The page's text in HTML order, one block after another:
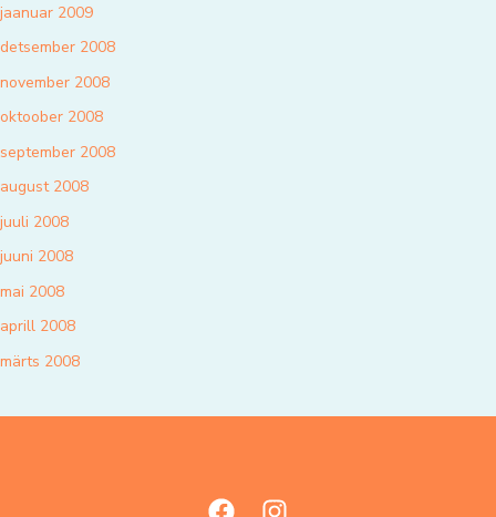
jaanuar 2009
detsember 2008
november 2008
oktoober 2008
september 2008
august 2008
juuli 2008
juuni 2008
mai 2008
aprill 2008
märts 2008